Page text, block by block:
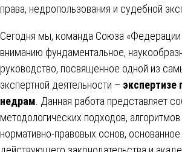
права, недропользования и судебной
Сегодня мы, команда Союза
вниманию фундаментальное,
руководство, посвященное одной из
экспертной деятельности – экспертизе
недрам . Данная работа представляет
методологических подходов,
нормативно-правовых основ,